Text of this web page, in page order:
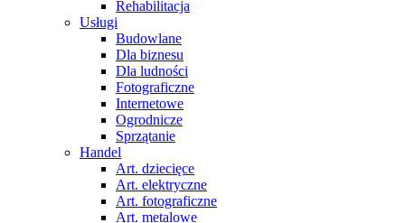
Rehabilitacja
Usługi
Budowlane
Dla biznesu
Dla ludności
Fotograficzne
Internetowe
Ogrodnicze
Sprzątanie
Handel
Art. dziecięce
Art. elektryczne
Art. fotograficzne
Art. metalowe